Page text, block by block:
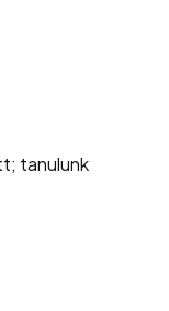
tanulunk